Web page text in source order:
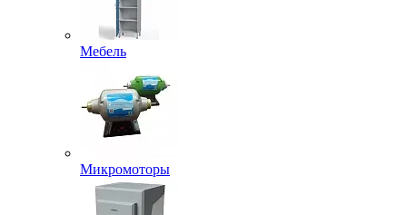
Мебель
Микромоторы